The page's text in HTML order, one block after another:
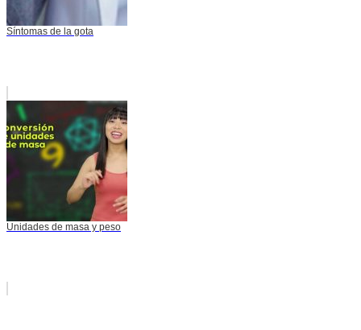
Síntomas de la gota
Unidades de masa y peso